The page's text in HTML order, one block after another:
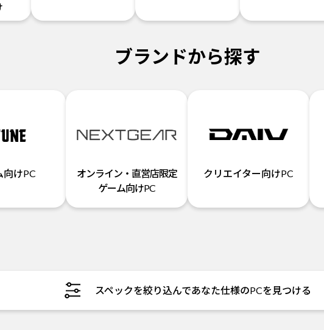
ブランドから探す
向けPC
オンライン・直営店限定
ゲーム向けPC
クリエイター向けPC
スペックを絞り込んであなた仕様のPCを見つける